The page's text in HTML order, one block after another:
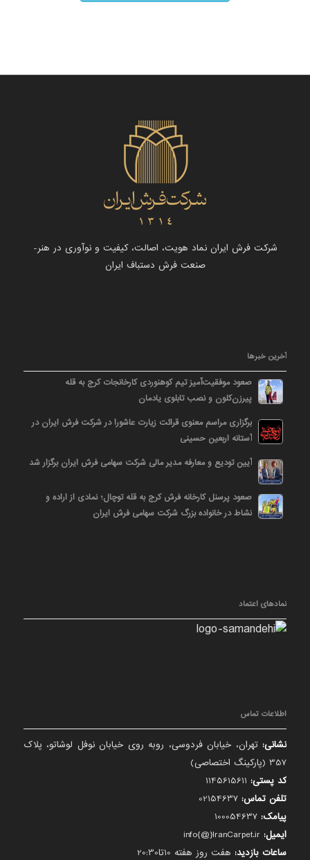
شرکت فرش ایران نماد هویت، اصالت، کیفیت و نوآوری در هنر-
صنعت فرش دستباف ایران
آخرین خبرها
صعود موفقیت‌آمیز تیم کوهنوردی کارخانجات کرج به قله
پیرزن‌کلون و نصب تابلوی یادمان
برگزاری مراسم معنوی قرائت زیارت عاشورا در شرکت فرش ایران در
آستانه اربعین حسینی
آیین تودیع و معارفه مدیر مالی شرکت سهامی فرش ایران برگزار شد
صعود پرسنل کارخانه فرش کرج به قله توچال؛ نمادی از اراده و
نشاط در خانواده بزرگ شرکت سهامی فرش ایران
نمادهای اعتماد
اطلاعات تماس
نشانی: تهران، خیابان فردوسی، روبه روی خیابان نوفل لوشاتو، پلاک
357 (پارکینگ اختصاصی)
کد پستی:
تلفن تماس:
پیامک:
ایمیل:
ساعات بازدید: هفت روز هفته 10تا20:30